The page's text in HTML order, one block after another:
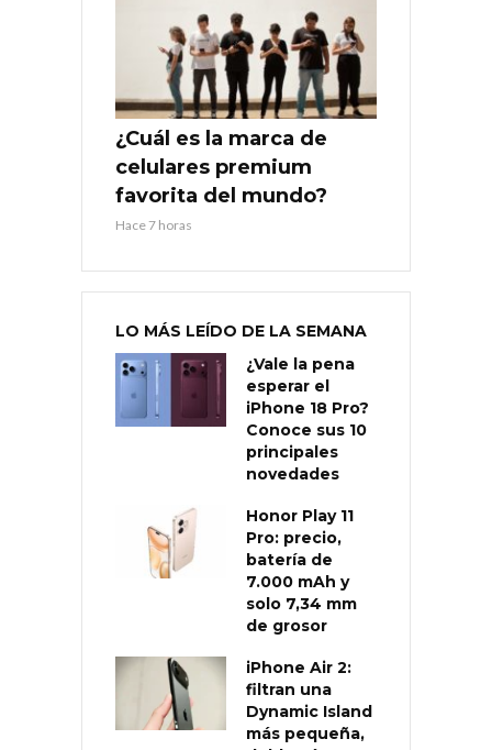
¿Cuál es la marca de
celulares premium
favorita del mundo?
Hace 7 horas
LO MÁS LEÍDO DE LA SEMANA
¿Vale la pena
esperar el
iPhone 18 Pro?
Conoce sus 10
principales
novedades
Honor Play 11
Pro: precio,
batería de
7.000 mAh y
solo 7,34 mm
de grosor
iPhone Air 2:
filtran una
Dynamic Island
más pequeña,